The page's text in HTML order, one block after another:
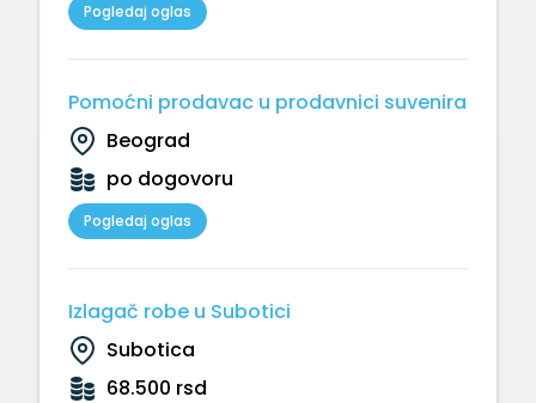
Pogledaj oglas
Pomoćni prodavac u prodavnici suvenira
Beograd
po dogovoru
Pogledaj oglas
Izlagač robe u Subotici
Subotica
68.500 rsd